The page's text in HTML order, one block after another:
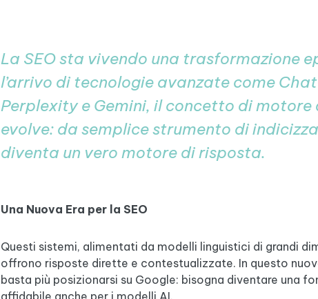
La SEO sta vivendo una trasformazione
l’arrivo di tecnologie avanzate come
Perplexity e Gemini, il concetto di motore
evolve: da semplice strumento di
diventa un vero motore di risposta.
Una Nuova Era per la SEO
Questi sistemi, alimentati da modelli linguistici di grandi
offrono risposte dirette e contestualizzate. In questo
basta più posizionarsi su Google: bisogna diventare una